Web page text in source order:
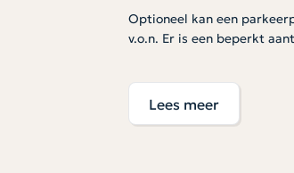
Optioneel kan een
v.o.n. Er is een beperkt
De woonkamer met open
Lees meer